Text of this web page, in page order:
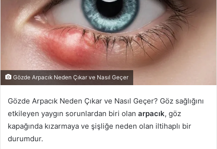
Gözde Arpacık Neden Çıkar ve Nasıl Geçer
Gözde Arpacık Neden Çıkar ve Nasıl Geçer? Göz sağlığını
etkileyen yaygın sorunlardan biri olan arpacık, göz
kapağında kızarmaya ve şişliğe neden olan iltihaplı bir
durumdur.